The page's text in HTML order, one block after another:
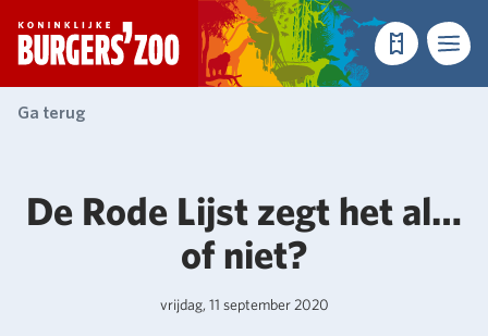
- Homepagina
TicketsMenu
Ga terug
De Rode Lijst zegt het al…
of niet?
vrijdag, 11 september 2020